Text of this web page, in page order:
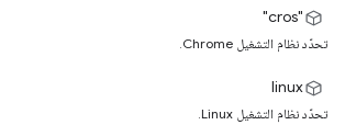
"cros"
تحدّد نظام التشغيل Chrome.
linux
تحدّد نظام التشغيل Linux.